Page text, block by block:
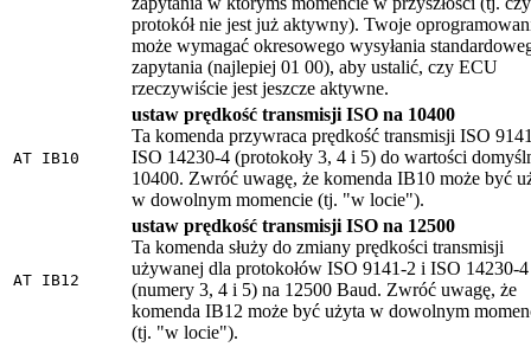
protokół nie jest już aktywny). Twoje
może wymagać okresowego wysyłania
zapytania (najlepiej 01 00), aby ustalić, czy ECU
rzeczywiście jest jeszcze aktywne.
AT IB10
ustaw prędkość transmisji ISO na 10400
Ta komenda przywraca prędkość transmisji ISO
ISO 14230-4 (protokoły 3, 4 i 5) do wartości
10400. Zwróć uwagę, że komenda IB10 może być
w dowolnym momencie (tj. "w locie").
AT IB12
ustaw prędkość transmisji ISO na 12500
Ta komenda służy do zmiany prędkości transmisji
używanej dla protokołów ISO 9141-2 i ISO 14230-4
(numery 3, 4 i 5) na 12500 Baud. Zwróć uwagę, że
komenda IB12 może być użyta w dowolnym
(tj. "w locie").